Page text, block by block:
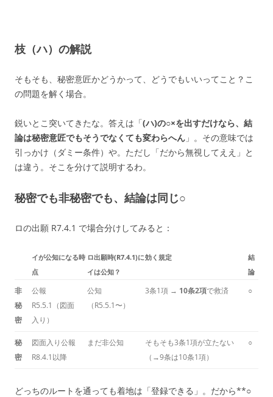
枝（ハ）の解説
そもそも、秘密意匠かどうかって、どうでもいいってこと？こ
の問題を解く場合。
鋭いとこ突いてきたな。答えは「(ハ)の○×を出すだけなら、結
論は秘密意匠でもそうでなくても変わらへん 」。その意味では
引っかけ（ダミー条件）や。ただし「だから無視してええ」と
は違う。そこを分けて説明するわ。
秘密でも非秘密でも、結論は同じ○
ロの出願 R7.4.1 で場合分けしてみると：
イが公知になる時
点
ロ出願時(R7.4.1)に
イは公知？
効く規定
結
論
非
秘
密
公報
R5.5.1（図面
入り）
公知
（R5.5.1〜）
3条1項 → 10条2項で救済 ○
秘
密
図面入り公報
R8.4.1以降
まだ非公知
そもそも3条1項が立たない
（→9条は10条1項）
○
どっちのルートを通っても着地は「登録できる」。だから**○